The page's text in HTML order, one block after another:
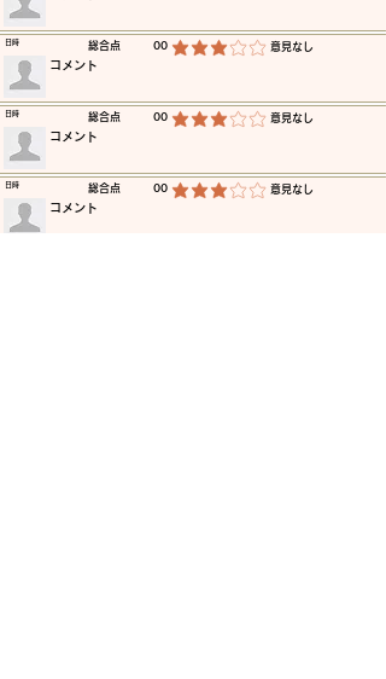
​総合点 00 平均評価 3 /5 ​意見なし
​日時
​コメント
​総合点 00 平均評価 3 /5 ​意見なし
​日時
​コメント
​総合点 00 平均評価 3 /5 ​意見なし
​日時
​コメント